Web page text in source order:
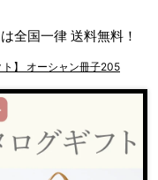
全国一律 送料無料！
ト】 オーシャン冊子205